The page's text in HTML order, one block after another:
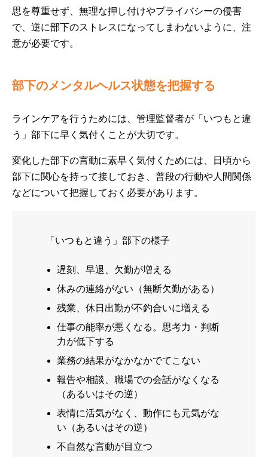
思を尊重せず、無理な押し付けやプライバシーの侵害
で、逆に部下のストレスになってしまわないように、注
意が必要です。
部下のメンタルヘルス状態を把握する
ラインケアを行うためには、管理監督者が「いつもと違
う」部下に早く気付くことが大切です。
変化した部下の言動に素早く気付くためには、日頃から
部下に関心を持って接しておき、普段の行動や人間関係
などについて把握しておく必要があります。
「いつもと違う」部下の様子
遅刻、早退、欠勤が増える
休みの連絡がない（無断欠勤がある）
残業、休日出勤が不釣合いに増える
仕事の能率が悪くなる。思考力・判断
力が低下する
業務の結果がなかなかでてこない
報告や相談、職場での会話がなくなる
（あるいはその逆）
表情に活気がなく、動作にも元気がな
い（あるいはその逆）
不自然な言動が目立つ